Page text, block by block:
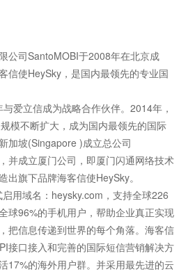
公司SantoMOBI于2008年在北京成
使HeySky，是国内最领先的专业国
爱立信成为战略合作伙伴。2014年，
模不断扩大，成为国内最领先的国际
加坡(Singapore )成立总公司
并成立厦门公司，即厦门闪通网络技术
出旗下品牌海客信使HeySky。
用域名：heysky.com，支持全球226
球96%的手机用户，帮助企业真正实现
把信息传递到世界的每个角落。海客信
接口接入和完善的国际短信营销解决方
17%的海外用户群。并采用最先进的云